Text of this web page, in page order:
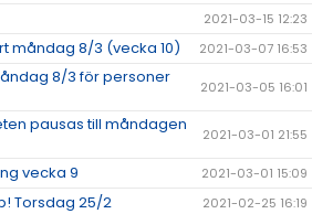
2021-03-15 12:23
måndag 8/3 (vecka 10) 2021-03-07 16:53
8/3 för personer
2021-03-05 16:01
pausas till måndagen
2021-03-01 21:55
vecka 9 2021-03-01 15:09
Torsdag 25/2 2021-02-25 16:19